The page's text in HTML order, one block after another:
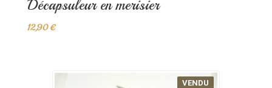
Décapsuleur en merisier
12,90 €
VENDU